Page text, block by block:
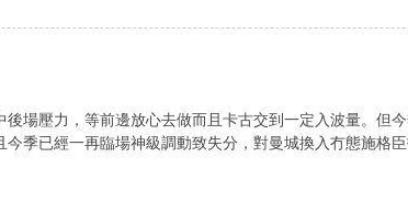
後場壓力，等前邊放心去做而且卡古交到一定入波量。
季已經一再臨場神級調動致失分，對曼城換入冇態施格